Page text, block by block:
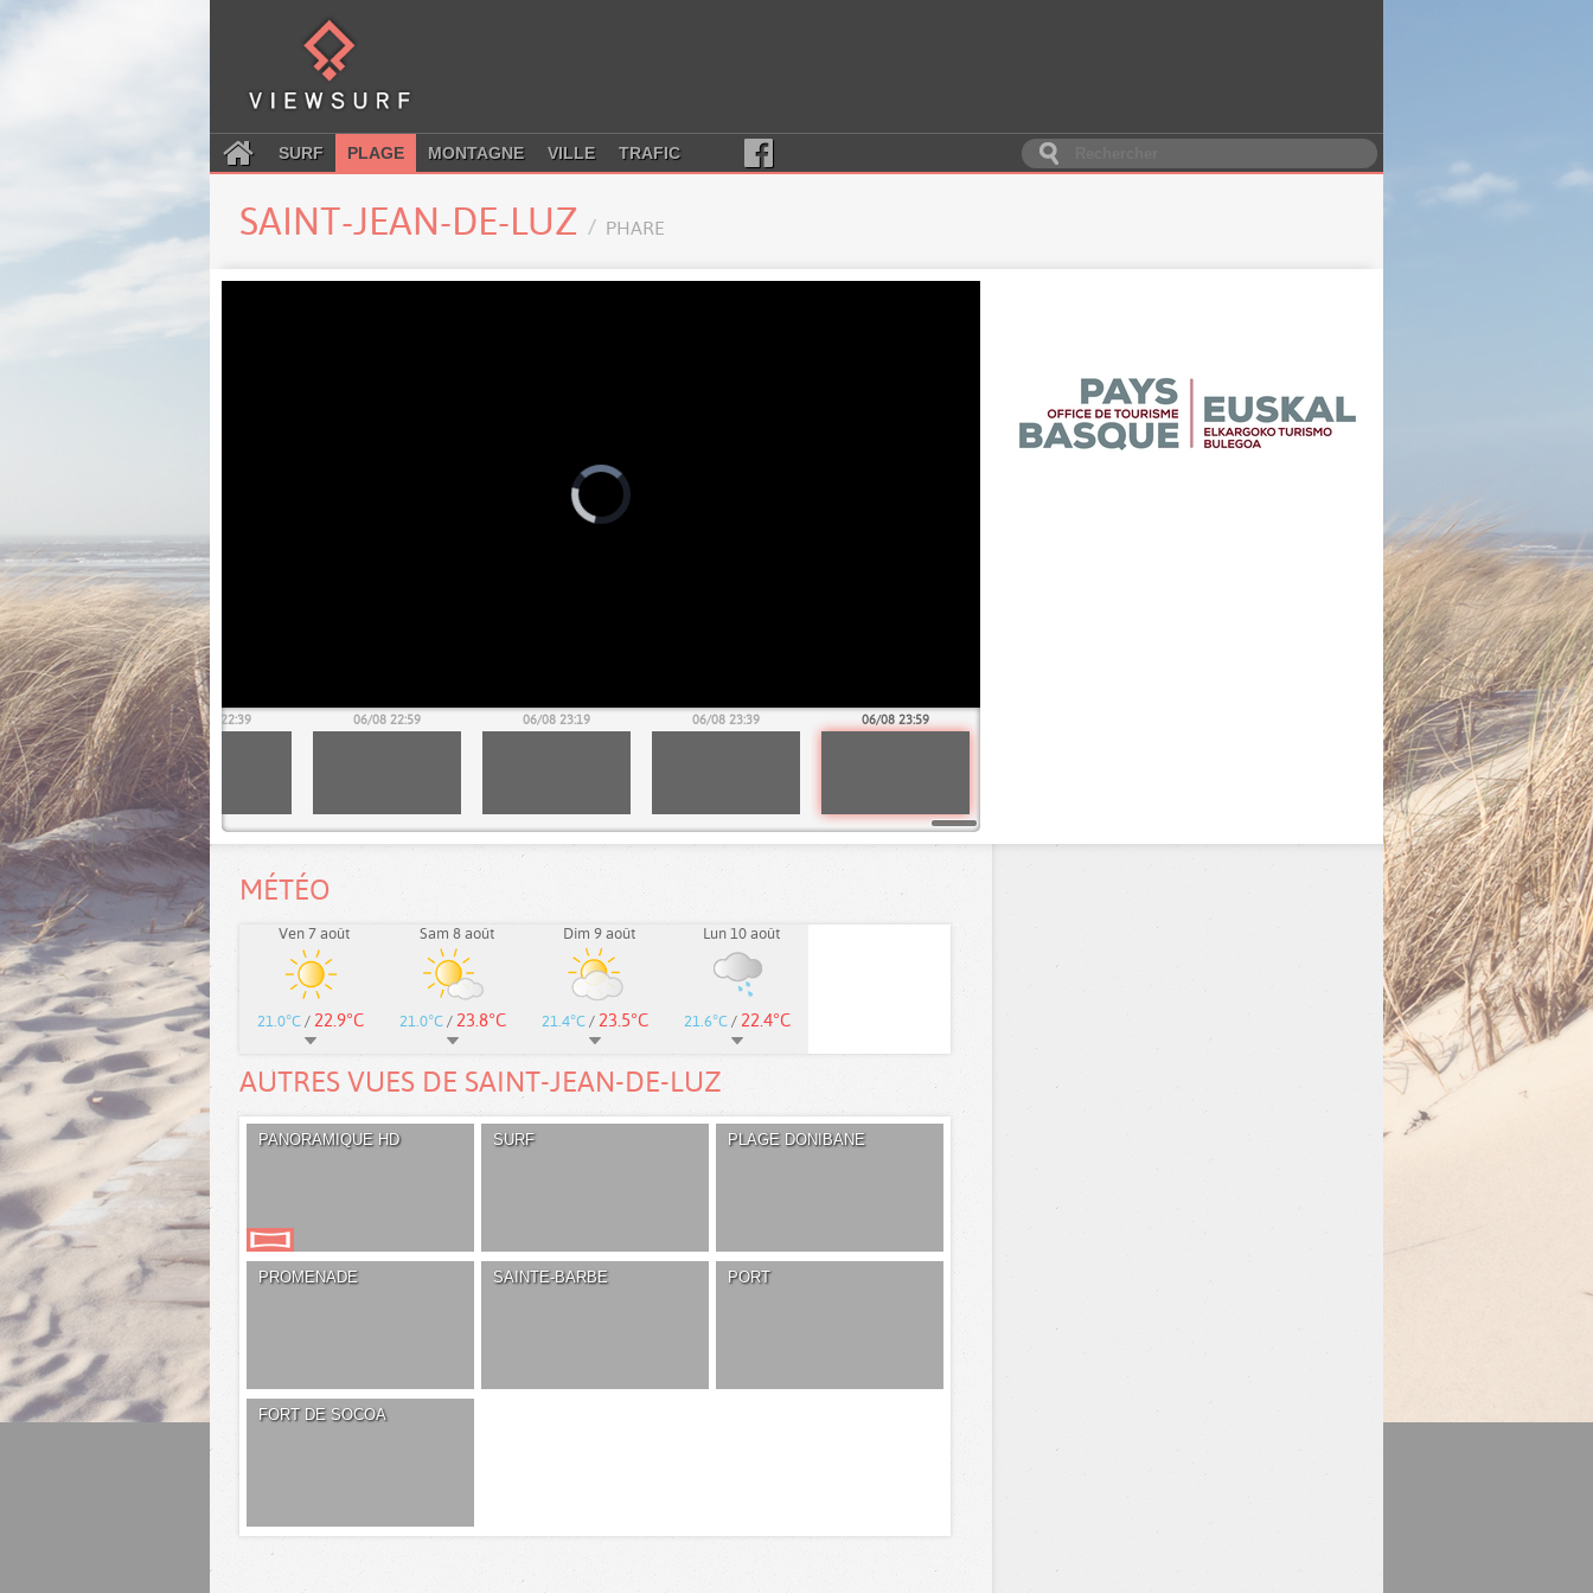
SURF PLAGE MONTAGNE VILLE TRAFIC
SAINT-JEAN-DE-LUZ PHARE
06/08 22:19 06/08 22:39 06/08 22:59 06/08 23:19 06/08 23:39 06/08 23:59
MÉTÉO
Ven 7 août
21.0°C / 22.9°C
Sam 8 août
21.0°C / 23.8°C
Dim 9 août
21.4°C / 23.5°C
Lun 10 août
21.6°C / 22.4°C
AUTRES VUES DE SAINT-JEAN-DE-LUZ
PANORAMIQUE HD SURF PLAGE DONIBANE
PROMENADE SAINTE-BARBE PORT
FORT DE SOCOA